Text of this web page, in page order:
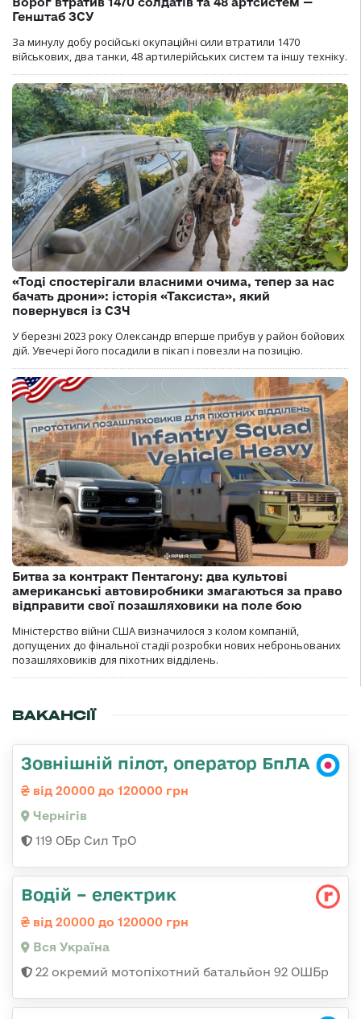
Генштаб ЗСУ
За минулу добу російські окупаційні сили втратили 1470
військових, два танки, 48 артилерійських систем та іншу техніку.
«Тоді спостерігали власними очима, тепер за нас
бачать дрони»: історія «Таксиста», який
повернувся із СЗЧ
У березні 2023 року Олександр вперше прибув у район бойових
дій. Увечері його посадили в пікап і повезли на позицію.
Битва за контракт Пентагону: два культові
американські автовиробники змагаються за право
відправити свої позашляховики на поле бою
Міністерство війни США визначилося з колом компаній,
допущених до фінальної стадії розробки нових неброньованих
позашляховиків для піхотних відділень.
ВАКАНСІЇ
Зовнішній пілот, оператор БпЛА
від 20000 до 120000 грн
Чернігів
119 ОБр Сил ТрО
Водій – електрик
від 20000 до 120000 грн
Вся Україна
22 окремий мотопіхотний батальйон 92 ОШБр